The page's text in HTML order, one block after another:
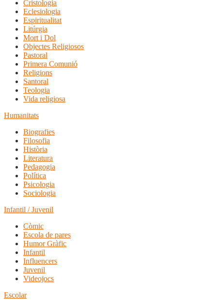
Cristologia
Eclesiologia
Espiritualitat
Litúrgia
Mort i Dol
Objectes Religiosos
Pastoral
Primera Comunió
Religions
Santoral
Teologia
Vida religiosa
Humanitats
Biografies
Filosofia
Història
Literatura
Pedagogia
Política
Psicologia
Sociologia
Infantil / Juvenil
Còmic
Escola de pares
Humor Gràfic
Infantil
Influencers
Juvenil
Videojocs
Escolar